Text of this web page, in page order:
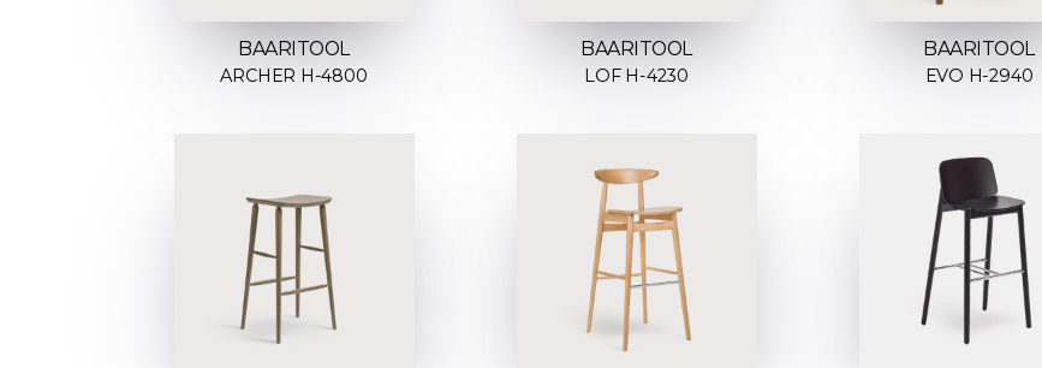
BAARITOOL
ARCHER H-4800
BAARITOOL
LOF H-4230
BAARITOOL
EVO H-2940